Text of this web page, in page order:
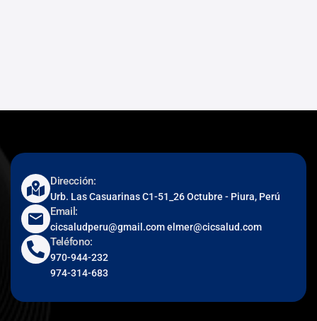
Dirección:
Urb. Las Casuarinas C1-51_26 Octubre - Piura, Perú
Email:
cicsaludperu@gmail.com elmer@cicsalud.com
Teléfono:
970-944-232
974-314-683